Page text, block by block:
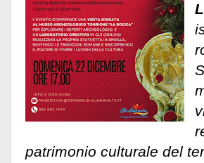
patrimonio culturale del